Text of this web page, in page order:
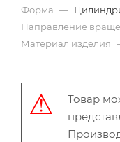
Форма —
Направление
Материал изделия
Товар